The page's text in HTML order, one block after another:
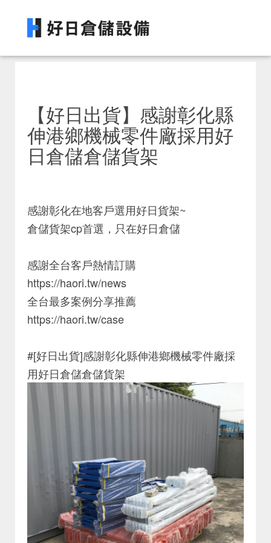
【好日出貨】感謝彰化縣
伸港鄉機械零件廠採用好
日倉儲倉儲貨架
感謝彰化在地客戶選用好日貨架~
倉儲貨架cp首選，只在好日倉儲
感謝全台客戶熱情訂購
https://haori.tw/news
全台最多案例分享推薦
https://haori.tw/case
#[好日出貨]感謝彰化縣伸港鄉機械零件廠採
用好日倉儲倉儲貨架